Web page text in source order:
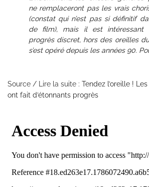
ne remplaceront pas les vrais
(constat qui n’est pas si définitif
de film), mais il est intéressant
progrès discret, hors des oreilles
s’est opéré depuis les années 90.
Source / Lire la suite : Tendez l’oreille !
ont fait d’étonnants progrès